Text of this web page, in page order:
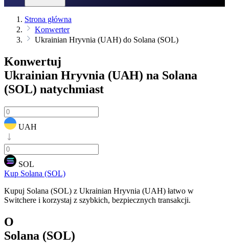
Strona główna
Konwerter
Ukrainian Hryvnia (UAH) do Solana (SOL)
Konwertuj
Ukrainian Hryvnia (UAH) na Solana
(SOL) natychmiast
UAH
SOL
Kup Solana (SOL)
Kupuj Solana (SOL) z Ukrainian Hryvnia (UAH) łatwo w
Switchere i korzystaj z szybkich, bezpiecznych transakcji.
O
Solana (SOL)